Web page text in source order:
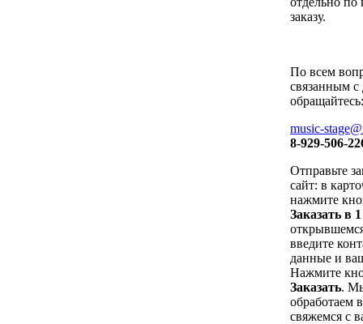
заказу.
По всем
связанным с
обращайтесь:
music-
8-929-506-
Отправьте
сайт: в
нажмите
Заказать в
введите
данные и
Нажмите
Заказать.
обработаем
свяжемся с